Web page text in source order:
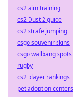
cs2 aim training
cs2 Dust 2 guide
cs2 strafe jumping
csgo souvenir skins
csgo wallbang spots
rugby
cs2 player rankings
pet adoption centers